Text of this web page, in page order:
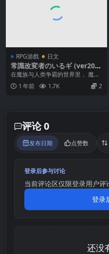
RPG游戲 日文
常識改変者のいるギ (ver202
5.05.30)
在魔族与人类争霸的世界里， 魔族
成立了一个冒险者公会。他 计划
操纵聚集在公会...
1 年前 1.7K 2
评论 0
发布日期 点赞数
登录后参与讨论
当前评论区仅限登录用户评
登录
还没